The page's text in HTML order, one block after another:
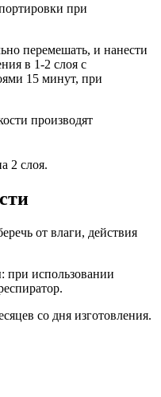
при
перемешать, и нанести
в 1-2 слоя с
15 минут, при
производят
2 слоя.
от влаги, действия
при использовании
со дня изготовления.